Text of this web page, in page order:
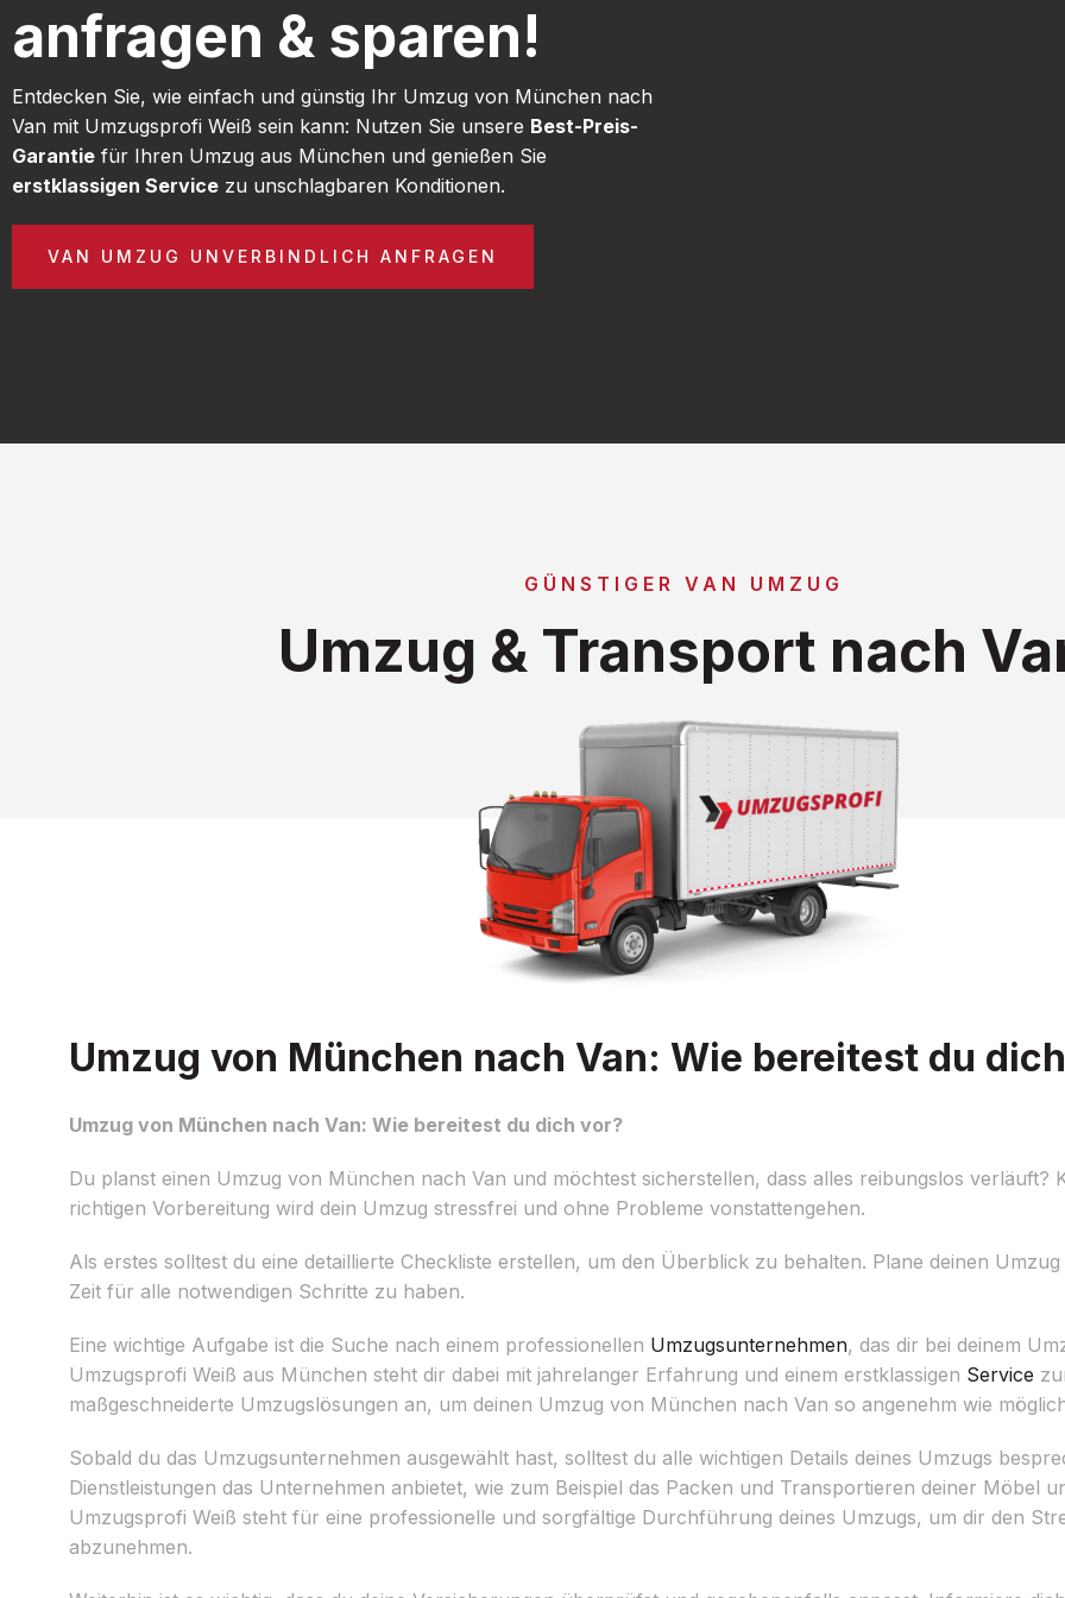
anfragen & sparen!
Entdecken Sie, wie einfach und günstig Ihr Umzug von München nach
Van mit Umzugsprofi Weiß sein kann: Nutzen Sie unsere Best-Preis-
Garantie für Ihren Umzug aus München und genießen Sie
erstklassigen Service zu unschlagbaren Konditionen.
VAN UMZUG UNVERBINDLICH ANFRAGEN
GÜNSTIGER VAN UMZUG
Umzug & Transport nach
Umzug von München nach Van: Wie bereitest du
Umzug von München nach Van: Wie bereitest du dich vor?
Du planst einen Umzug von München nach Van und möchtest sicherstellen, dass alles reibungslos verläuft?
richtigen Vorbereitung wird dein Umzug stressfrei und ohne Probleme vonstattengehen.
Als erstes solltest du eine detaillierte Checkliste erstellen, um den Überblick zu behalten. Plane deinen
Zeit für alle notwendigen Schritte zu haben.
Eine wichtige Aufgabe ist die Suche nach einem professionellen Umzugsunternehmen, das dir bei deinem
Umzugsprofi Weiß aus München steht dir dabei mit jahrelanger Erfahrung und einem erstklassigen Service
maßgeschneiderte Umzugslösungen an, um deinen Umzug von München nach Van so angenehm wie
Sobald du das Umzugsunternehmen ausgewählt hast, solltest du alle wichtigen Details deines Umzugs
Dienstleistungen das Unternehmen anbietet, wie zum Beispiel das Packen und Transportieren deiner Möbel
Umzugsprofi Weiß steht für eine professionelle und sorgfältige Durchführung deines Umzugs, um dir den
abzunehmen.